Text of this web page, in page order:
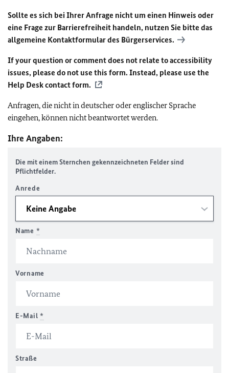
Sollte es sich bei Ihrer Anfrage nicht um einen Hinweis oder
eine Frage zur Barrierefreiheit handeln, nutzen Sie bitte das
allgemeine Kontaktformular des Bürgerservices.
If your question or comment does not relate to accessibility
issues, please do not use this form. Instead, please use the
Help Desk contact form.
Anfragen, die nicht in deutscher oder englischer Sprache
eingehen, können nicht beantwortet werden.
Ihre Angaben:
Die mit einem Sternchen gekennzeichneten Felder sind
Pflichtfelder.
Anrede
Name *
Vorname
E-Mail *
Straße